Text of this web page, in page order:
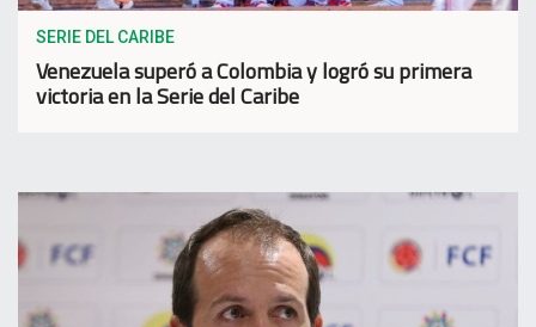
SERIE DEL CARIBE
Venezuela superó a Colombia y logró su primera
victoria en la Serie del Caribe